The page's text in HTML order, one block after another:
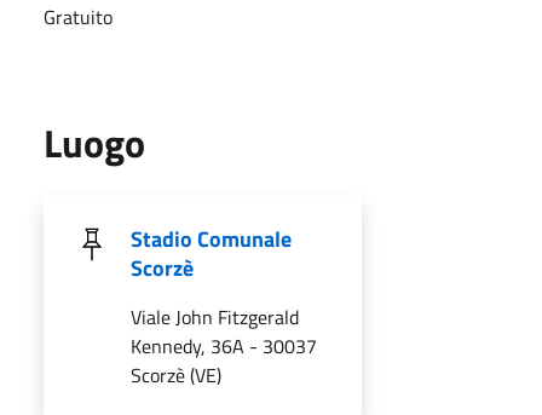
Gratuito
Luogo
Stadio Comunale
Scorzè
Viale John Fitzgerald
Kennedy, 36A - 30037
Scorzè (VE)